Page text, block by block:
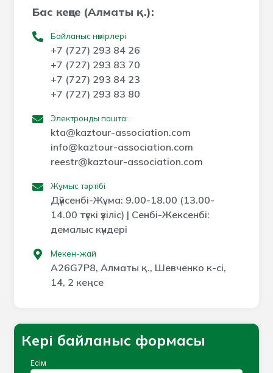
Бас кеңсе (Алматы қ.):
Байланыс нөмірлері
+7 (727) 293 84 26
+7 (727) 293 83 70
+7 (727) 293 84 23
+7 (727) 293 83 80
Электронды пошта:
kta@kaztour-association.com
info@kaztour-association.com
reestr@kaztour-association.com
Жұмыс тәртібі
Дүйсенбі-Жұма: 9.00-18.00 (13.00-
14.00 түскі үзіліс) | Сенбі-Жексенбі:
демалыс күндері
Мекен-жай
A26G7P8, Алматы қ., Шевченко к-сі,
14, 2 кеңсе
Кері байланыс формасы
Есім